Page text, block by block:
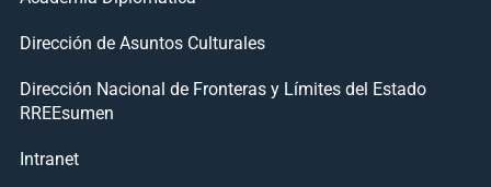
Dirección de Asuntos Culturales
Dirección Nacional de Fronteras y Límites del Estado
RREEsumen
Intranet